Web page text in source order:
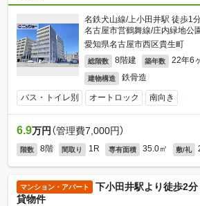
名鉄犬山線/上小田井駅 徒歩1
名古屋市営鶴舞線/庄内緑地公
愛知県名古屋市西区貴生町
総階数 8階建 築年数 22年6
建物構造 鉄骨造
バス・トイレ別 オートロック 南向き
6.9万円 （管理費7,000円）
階数 8階 間取り 1R 専有面積 35.0㎡ 敷/礼
マンション・アパート
下小田井駅より徒歩2
貸物件